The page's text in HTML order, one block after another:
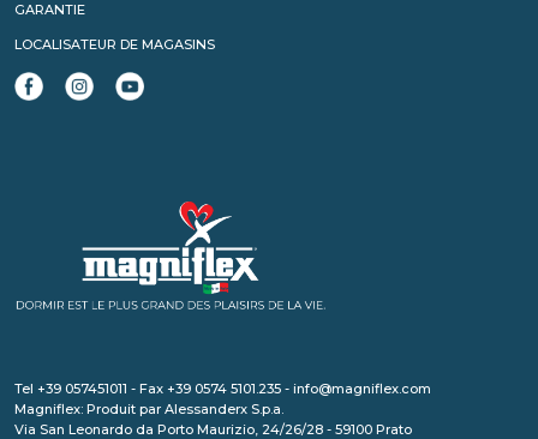
GARANTIE
LOCALISATEUR DE MAGASINS
Tel +39 057451011 - Fax +39 0574 5101.235 - info@magniflex.com
Magniflex: Produit par Alessanderx S.p.a.
Via San Leonardo da Porto Maurizio, 24/26/28 - 59100 Prato